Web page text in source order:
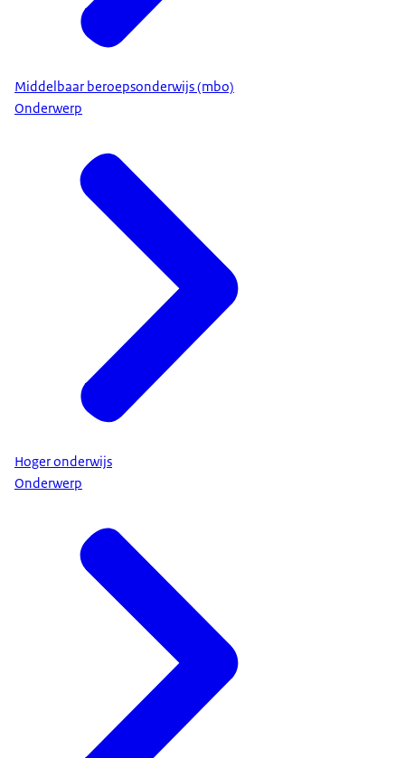
Middelbaar beroepsonderwijs (mbo)
Onderwerp
Hoger onderwijs
Onderwerp